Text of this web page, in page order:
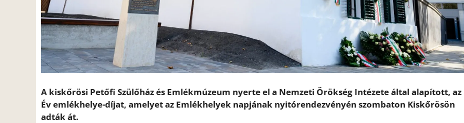
A kiskőrösi Petőfi Szülőház és Emlékmúzeum nyerte el a Nemzeti Örökség Intézete által alapított, az
Év emlékhelye-díjat, amelyet az Emlékhelyek napjának nyitórendezvényén szombaton Kiskőrösön
adták át.